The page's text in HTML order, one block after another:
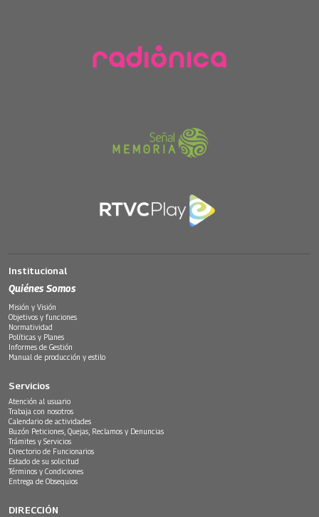
Institucional
Quiénes Somos
Misión y Visión
Objetivos y funciones
Normatividad
Políticas y Planes
Informes de Gestión
Manual de producción y estilo
Servicios
Atención al usuario
Trabaja con nosotros
Calendario de actividades
Buzón Peticiones, Quejas, Reclamos y Denuncias
Trámites y Servicios
Directorio de Funcionarios
Estado de su solicitud
Términos y Condiciones
Entrega de Obsequios
DIRECCIÓN